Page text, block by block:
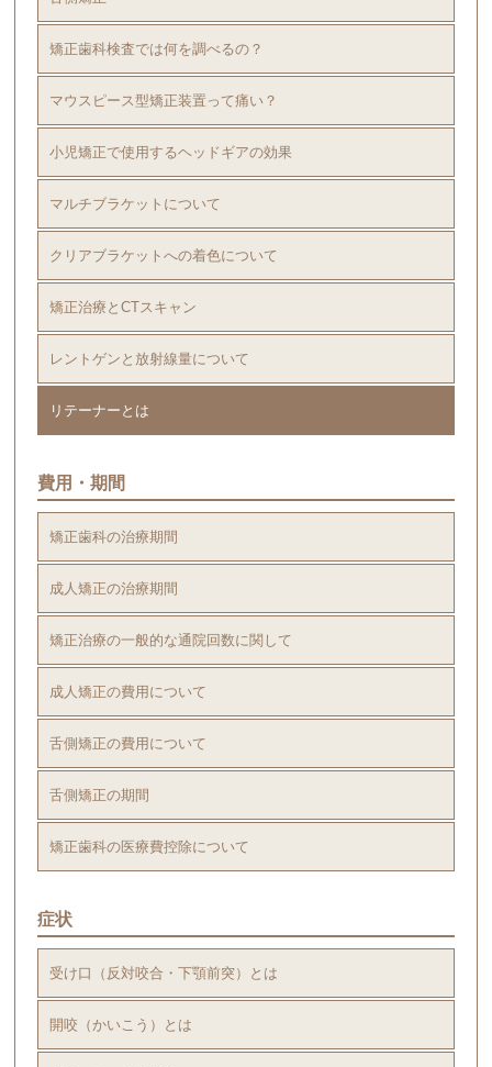
矯正歯科検査では何を調べるの？
マウスピース型矯正装置って痛い？
小児矯正で使用するヘッドギアの効果
マルチブラケットについて
クリアブラケットへの着色について
矯正治療とCTスキャン
レントゲンと放射線量について
リテーナーとは
費用・期間
矯正歯科の治療期間
成人矯正の治療期間
矯正治療の一般的な通院回数に関して
成人矯正の費用について
舌側矯正の費用について
舌側矯正の期間
矯正歯科の医療費控除について
症状
受け口（反対咬合・下顎前突）とは
開咬（かいこう）とは